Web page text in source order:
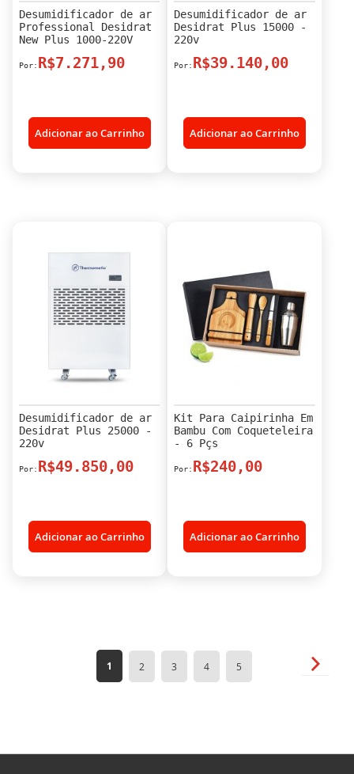
Desumidificador de ar
Professional Desidrat
New Plus 1000-220V
R$7.271,90
Adicionar ao Carrinho
Desumidificador de ar
Desidrat Plus 15000 -
220v
R$39.140,00
Adicionar ao Carrinho
Desumidificador de ar
Desidrat Plus 25000 -
220v
R$49.850,00
Adicionar ao Carrinho
Kit Para Caipirinha Em
Bambu Com Coqueteleira
- 6 Pçs
R$240,00
Adicionar ao Carrinho
Página
Você
1 Página
2 Página
3 Página
4 Página
5